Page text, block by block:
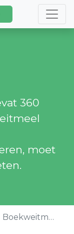
360
moet
Boekweitmeel